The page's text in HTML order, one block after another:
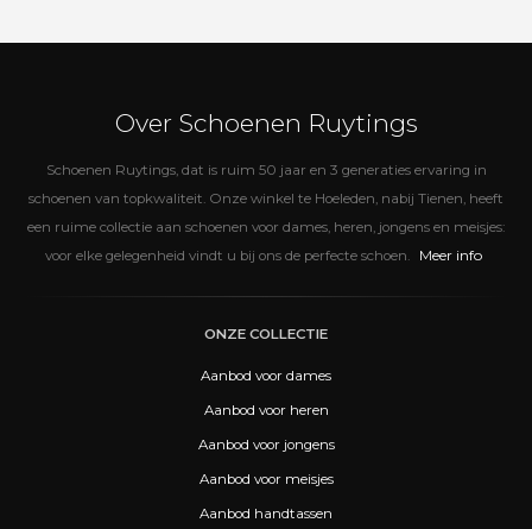
Over Schoenen Ruytings
Schoenen Ruytings, dat is ruim 50 jaar en 3 generaties ervaring in
schoenen van topkwaliteit. Onze winkel te Hoeleden, nabij Tienen, heeft
een ruime collectie aan schoenen voor dames, heren, jongens en meisjes:
voor elke gelegenheid vindt u bij ons de perfecte schoen.
Meer info
ONZE COLLECTIE
Aanbod voor dames
Aanbod voor heren
Aanbod voor jongens
Aanbod voor meisjes
Aanbod handtassen